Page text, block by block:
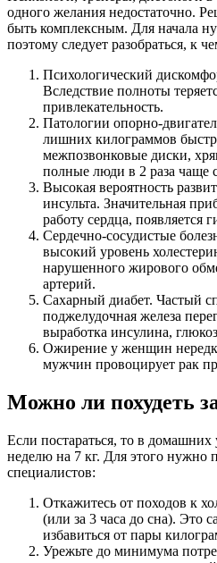
одного желания недостаточно.
быть комплексным. Для начала
поэтому следует разобраться, к
Психологический
Вследствие полноты
привлекательность.
Патологии опорно-
лишних килограммов
межпозвонковые диски,
полные люди в 2 раза чаще
Высокая вероятность
инсульта. Значительная
работу сердца, появляется
Сердечно-сосудистые
высокий уровень
нарушенного жирового
артерий.
Сахарный диабет. Частый
поджелудочная железа
выработка инсулина,
Ожирение у женщин
мужчин провоцирует рак
Можно ли похудеть
Если постараться, то в домашних
неделю на 7 кг. Для этого нужно
специалистов:
Откажитесь от походов к
(или за 3 часа до сна). Это
избавиться от пары
Урежьте до минимума